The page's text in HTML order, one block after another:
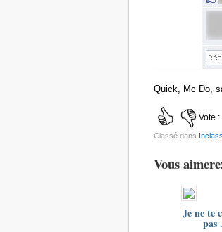
Quick, Mc Do,
Vote :
Classé dans
Vous
Je ne te
pas